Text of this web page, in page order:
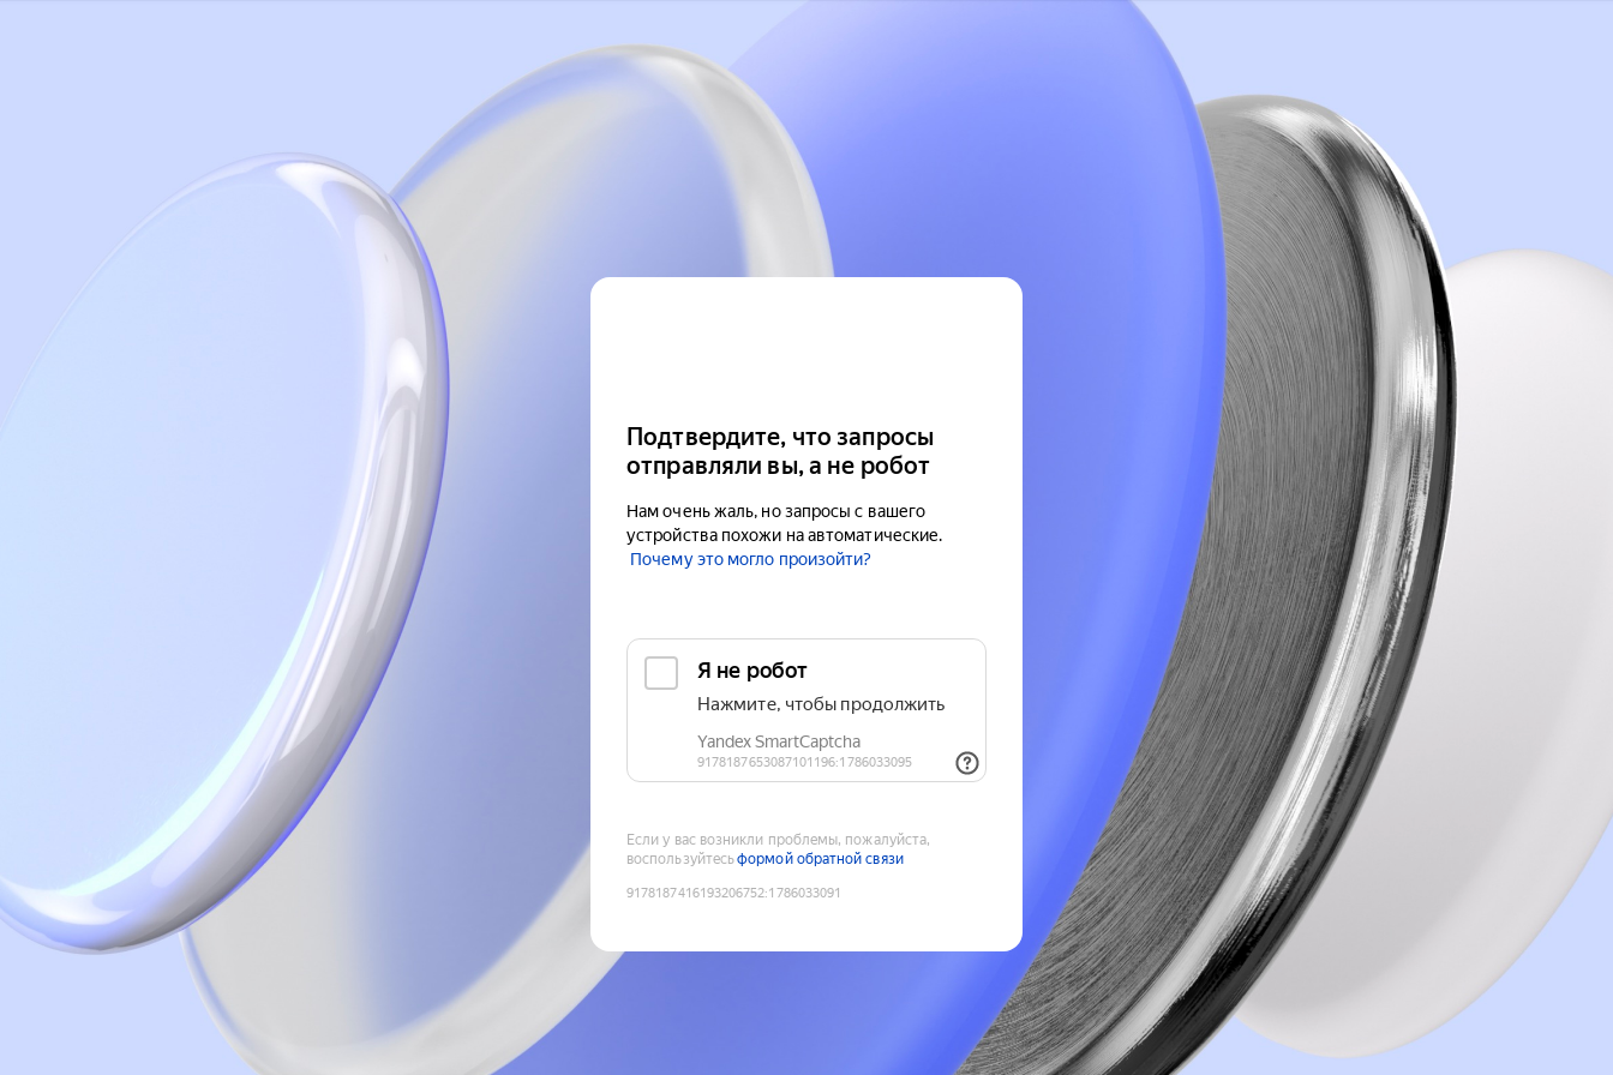
Подтвердите, что запросы
отправляли вы, а не робот
Нам очень жаль, но запросы с вашего
устройства похожи на автоматические.
Почему это могло произойти?
Если у вас возникли проблемы, пожалуйста,
воспользуйтесьформой обратной связи
9178187416193206752:1786033091